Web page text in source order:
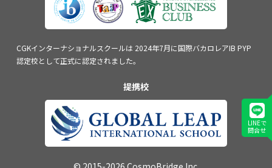
CGKインターナショナルスクールは 2024年7月に国際バカロレアIB PYP
認定校として正式に認定されました。
提携校
LINEで
問合せ